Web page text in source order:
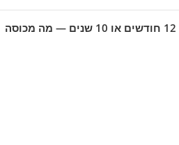
אחריות על מזוודות בישראל: 12 חודשים או 10 שנים — מה מכוסה